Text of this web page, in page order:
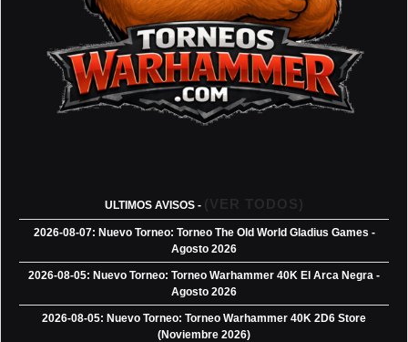
ULTIMOS AVISOS - (VER TODOS)
2026-08-07: Nuevo Torneo: Torneo The Old World Gladius Games -
Agosto 2026
2026-08-05: Nuevo Torneo: Torneo Warhammer 40K El Arca Negra -
Agosto 2026
2026-08-05: Nuevo Torneo: Torneo Warhammer 40K 2D6 Store
(Noviembre 2026)